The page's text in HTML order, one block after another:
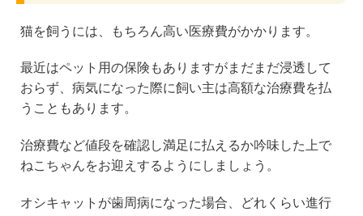
猫を飼うには、もちろん高い医療費がかかります。
最近はペット用の保険もありますがまだまだ浸透して
おらず、病気になった際に飼い主は高額な治療費を払
うこともあります。
治療費など値段を確認し満足に払えるか吟味した上で
ねこちゃんをお迎えするようにしましょう。
オシキャットが歯周病になった場合、どれくらい進行